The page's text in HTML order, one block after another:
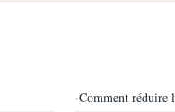
·Comment réduire